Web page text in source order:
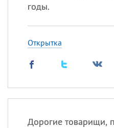
годы.
Открытка
Дорогие товарищи,